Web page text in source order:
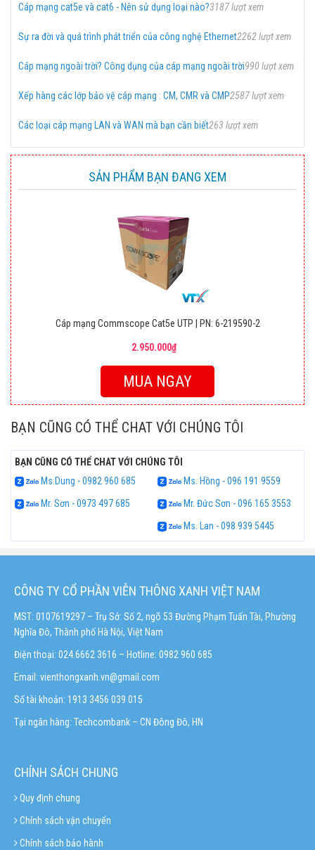
Cáp mạng cat5e và cat6 - Nên sử dụng loại nào?3187 lượt xem
Sự ra đời và quá trình phát triển của công nghệ Ethernet2262 lượt xem
Cáp mạng ngoài trời? Công dụng của cáp mạng ngoài trời990 lượt xem
Xếp hàng các lớp bảo vệ cáp mạng : CM, CMR và CMP2587 lượt xem
Các loại cáp mạng LAN và WAN mà bạn cần biết263 lượt xem
SẢN PHẨM BẠN ĐANG XEM
Cáp mạng Commscope Cat5e UTP | PN: 6-219590-2
2.950.000₫
MUA NGAY
BẠN CŨNG CÓ THỂ CHAT VỚI CHÚNG TÔI
BẠN CŨNG CÓ THỂ CHAT VỚI CHÚNG TÔI
Ms.Dung - 0982 960 685
Ms. Hồng - 096 191 9559
Mr. Sơn - 0973 497 685
Mr. Đức Sơn - 096 165 3553
Ms. Lan - 098 939 5445
CÔNG TY CỔ PHẦN VIỄN THÔNG XANH VIỆT NAM
MST: 0107619297 – Trụ Sở: Số 2, ngõ 53 Đường Phạm Tuấn Tài, Phường
Nghĩa Đô, Thành phố Hà Nội, Việt Nam
Điện thoại: 024.6662 3616 – Hotline: 0982 960 685
Email: vienthongxanh.vn@gmail.com
Số tài khoản: 1913 3456 039 015
Tại ngân hàng: Techcombank – CN Đông Đô, HN
CHÍNH SÁCH CHUNG
Quy định chung
Chính sách vận chuyển
Chính sách bảo hành